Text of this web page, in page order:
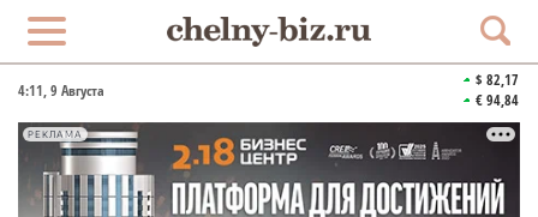
4:11, 9 Августа
$ 82,17
€ 94,84
РЕКЛАМА